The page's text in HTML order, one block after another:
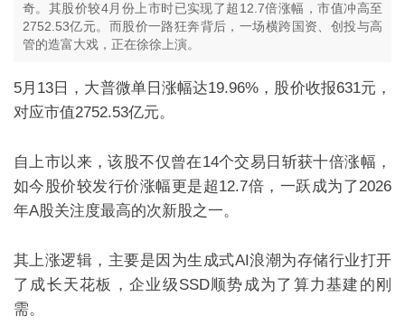
奇。其股价较4月份上市时已实现了超12.7倍涨幅，市值冲高至
2752.53亿元。而股价一路狂奔背后，一场横跨国资、创投与高
管的造富大戏，正在徐徐上演。
5月 13 日，大普微单日涨幅达19.96% ，股价收报631元，
对应市值2752.53亿元。
自上市以来，该股不仅曾在14个交易日斩获十倍涨幅，
如今股价较发行价涨幅更是超12.7倍，一跃成为了2026
年A股关注度最高的次新股之一。
其上涨逻辑，主要是因为生成式AI浪潮为存储行业打开
了成长天花板，企业级SSD顺势成为了算力基建的刚
需。